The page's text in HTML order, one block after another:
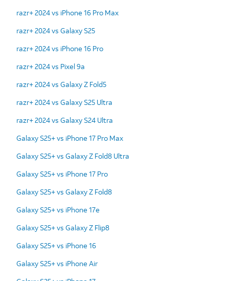
razr+ 2024 vs iPhone 16 Pro Max
razr+ 2024 vs Galaxy S25
razr+ 2024 vs iPhone 16 Pro
razr+ 2024 vs Pixel 9a
razr+ 2024 vs Galaxy Z Fold5
razr+ 2024 vs Galaxy S25 Ultra
razr+ 2024 vs Galaxy S24 Ultra
Galaxy S25+ vs iPhone 17 Pro Max
Galaxy S25+ vs Galaxy Z Fold8 Ultra
Galaxy S25+ vs iPhone 17 Pro
Galaxy S25+ vs Galaxy Z Fold8
Galaxy S25+ vs iPhone 17e
Galaxy S25+ vs Galaxy Z Flip8
Galaxy S25+ vs iPhone 16
Galaxy S25+ vs iPhone Air